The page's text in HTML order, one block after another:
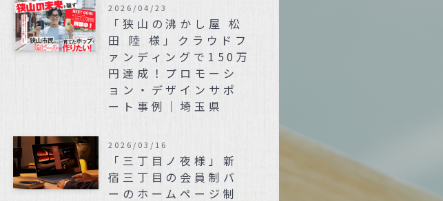
「狭山の沸かし屋 松
田 陸 様」クラウドフ
ァンディングで150万
円達成！プロモーシ
ョン・デザインサポ
ート事例｜埼玉県
2026/04/23
「三丁目ノ夜様」新
宿三丁目の会員制バ
ーのホームページ制
2026/03/16